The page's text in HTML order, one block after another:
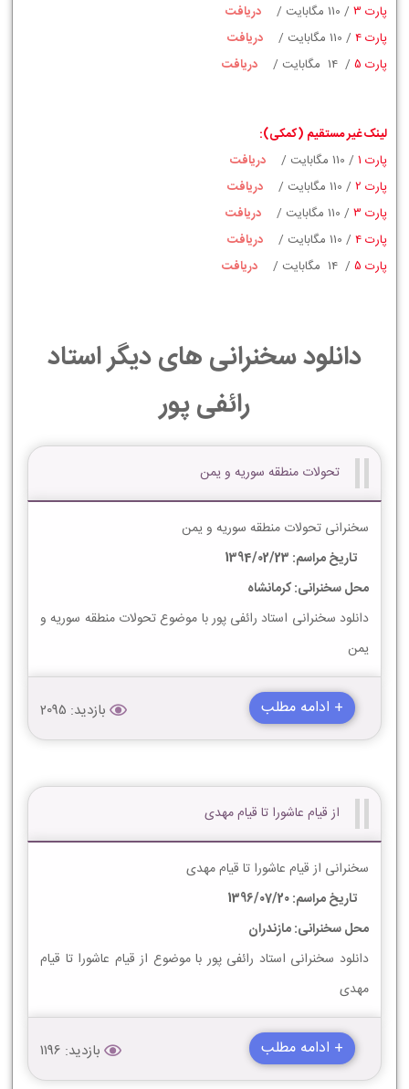
پارت 3
/ 110 مگابایت /
دریافت
پارت 4
/ 110 مگابایت /
دریافت
پارت 5
/ 14 مگابایت / دریافت
لینک غیر مستقیم (کمکی):
پارت 1 / 110 مگابایت /
دریافت
پارت 2
/ 110 مگابایت /
دریافت
پارت 3
/ 110 مگابایت /
دریافت
پارت 4
/ 110 مگابایت /
دریافت
پارت 5
/ 14 مگابایت / دریافت
دانلود سخنرانی های دیگر استاد
رائفی پور
تحولات منطقه سوریه و یمن
سخنرانی تحولات منطقه سوریه و یمن
تاریخ مراسم: 1394/02/23
محل سخنرانی: کرمانشاه
دانلود سخنرانی استاد رائفی پور با موضوع تحولات منطقه سوریه و
یمن
+ ادامه مطلب بازدید: 2095
از قیام عاشورا تا قیام مهدی
سخنرانی از قیام عاشورا تا قیام مهدی
تاریخ مراسم: 1396/07/20
محل سخنرانی: مازندران
دانلود سخنرانی استاد رائفی پور با موضوع از قیام عاشورا تا قیام
مهدی
+ ادامه مطلب بازدید: 1196